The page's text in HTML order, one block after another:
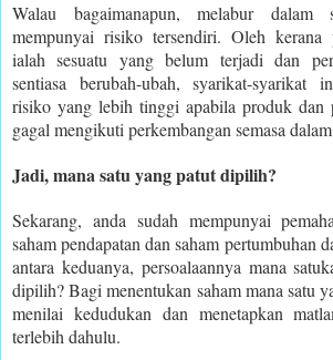
Walau bagaimanapun, melabur dalam
mempunyai risiko tersendiri. Oleh kerana
ialah sesuatu yang belum terjadi dan
sentiasa berubah-ubah, syarikat-syarikat
risiko yang lebih tinggi apabila produk dan
gagal mengikuti perkembangan semasa
Jadi, mana satu yang patut dipilih?
Sekarang, anda sudah mempunyai
saham pendapatan dan saham pertumbuhan
antara keduanya, persoalaannya mana
dipilih? Bagi menentukan saham mana satu
menilai kedudukan dan menetapkan
terlebih dahulu.